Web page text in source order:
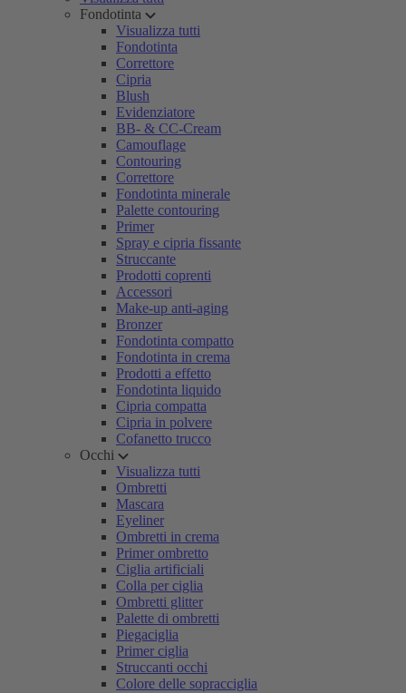
Fondotinta
Visualizza tutti
Fondotinta
Correttore
Cipria
Blush
Evidenziatore
BB- & CC-Cream
Camouflage
Contouring
Correttore
Fondotinta minerale
Palette contouring
Primer
Spray e cipria fissante
Struccante
Prodotti coprenti
Accessori
Make-up anti-aging
Bronzer
Fondotinta compatto
Fondotinta in crema
Prodotti a effetto
Fondotinta liquido
Cipria compatta
Cipria in polvere
Cofanetto trucco
Occhi
Visualizza tutti
Ombretti
Mascara
Eyeliner
Ombretti in crema
Primer ombretto
Ciglia artificiali
Colla per ciglia
Ombretti glitter
Palette di ombretti
Piegaciglia
Primer ciglia
Struccanti occhi
Colore delle sopracciglia